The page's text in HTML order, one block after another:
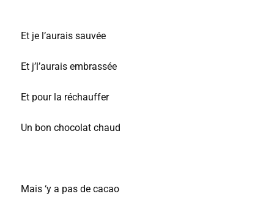
Et je l’aurais sauvée
Et j’l’aurais embrassée
Et pour la réchauffer
Un bon chocolat chaud
Mais ‘y a pas de cacao